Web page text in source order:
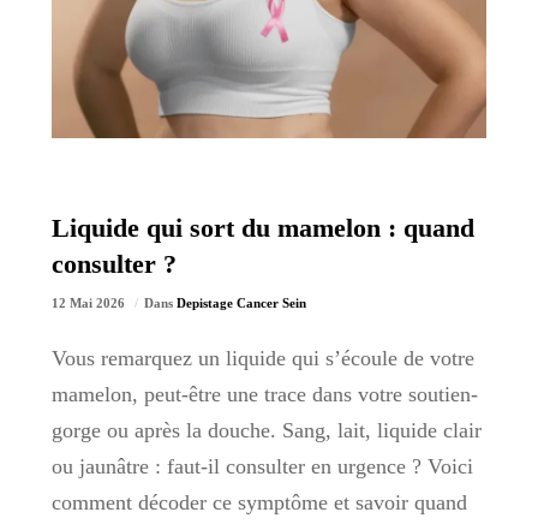
Liquide qui sort du mamelon : quand
consulter ?
12 Mai 2026 Dans Depistage Cancer Sein
Vous remarquez un liquide qui s’écoule de votre
mamelon, peut-être une trace dans votre soutien-
gorge ou après la douche. Sang, lait, liquide clair
ou jaunâtre : faut-il consulter en urgence ? Voici
comment décoder ce symptôme et savoir quand